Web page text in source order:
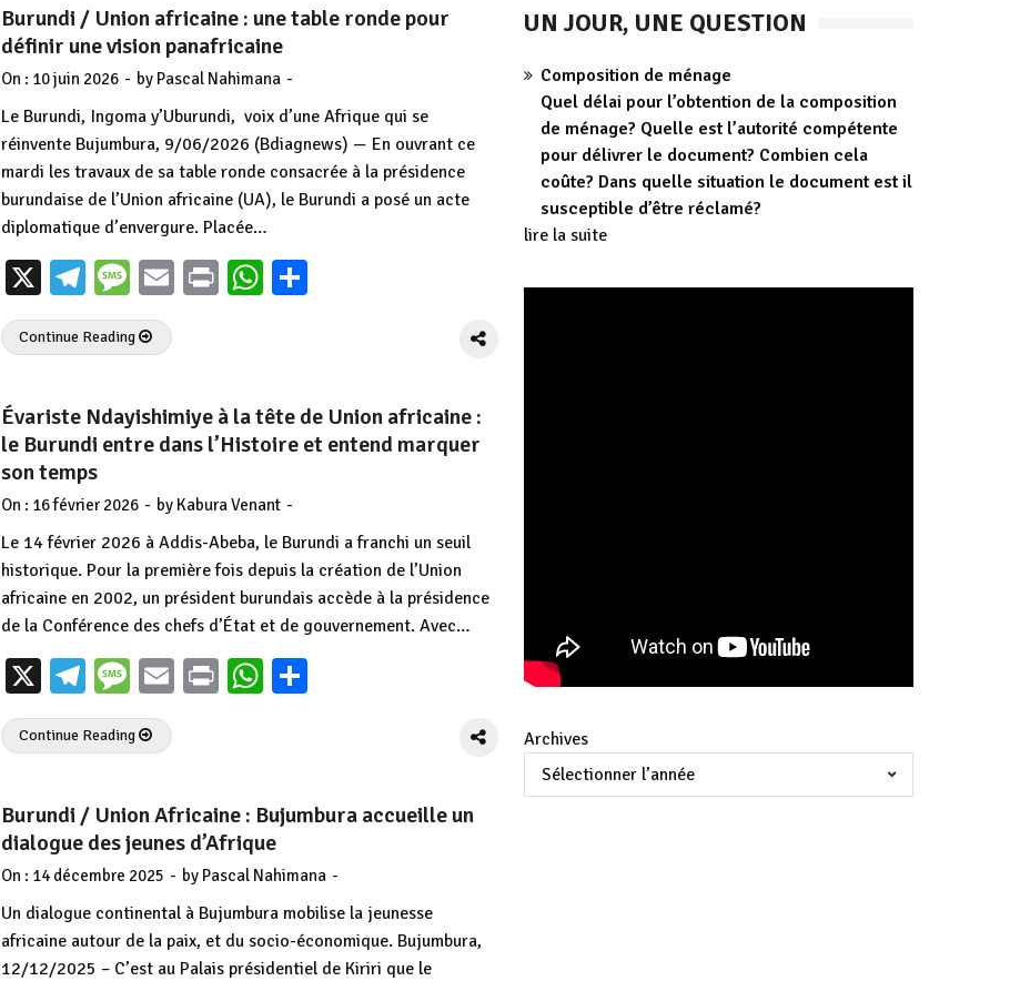
Burundi / Union africaine : une table ronde pour
définir une vision panafricaine
On : 10 juin 2026 - by Pascal Nahimana -
Le Burundi, Ingoma y’Uburundi, voix d’une Afrique qui se
réinvente Bujumbura, 9/06/2026 (Bdiagnews) — En ouvrant ce
mardi les travaux de sa table ronde consacrée à la présidence
burundaise de l’Union africaine (UA), le Burundi a posé un acte
diplomatique d’envergure. Placée…
X Telegram
Message
EmailPrintWhatsApp
Continue Reading
Évariste Ndayishimiye à la tête de Union africaine :
le Burundi entre dans l’Histoire et entend marquer
son temps
On : 16 février 2026 - by Kabura Venant -
Le 14 février 2026 à Addis-Abeba, le Burundi a franchi un seuil
historique. Pour la première fois depuis la création de l’Union
africaine en 2002, un président burundais accède à la présidence
de la Conférence des chefs d’État et de gouvernement. Avec…
X Telegram
Message
EmailPrintWhatsApp
Continue Reading
Burundi / Union Africaine : Bujumbura accueille un
dialogue des jeunes d’Afrique
On : 14 décembre 2025 - by Pascal Nahimana -
Un dialogue continental à Bujumbura mobilise la jeunesse
africaine autour de la paix, et du socio-économique. Bujumbura,
12/12/2025 – C’est au Palais présidentiel de Kiriri que le
UN JOUR, UNE QUESTION
Composition de ménage
Quel délai pour l’obtention de la composition
de ménage? Quelle est l’autorité compétente
pour délivrer le document? Combien cela
coûte? Dans quelle situation le document est il
susceptible d’être réclamé?
lire la suite
Archives